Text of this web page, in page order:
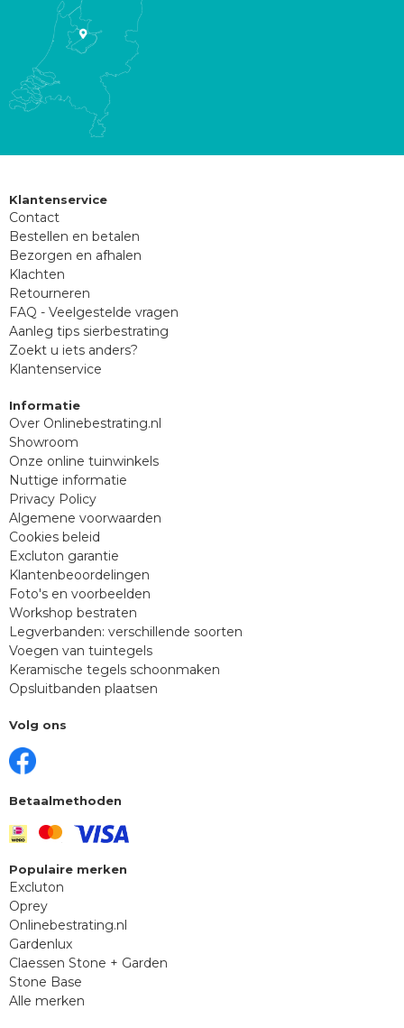
Klantenservice
Contact
Bestellen en betalen
Bezorgen en afhalen
Klachten
Retourneren
FAQ - Veelgestelde vragen
Aanleg tips sierbestrating
Zoekt u iets anders?
Klantenservice
Informatie
Over Onlinebestrating.nl
Showroom
Onze online tuinwinkels
Nuttige informatie
Privacy Policy
Algemene voorwaarden
Cookies beleid
Excluton garantie
Klantenbeoordelingen
Foto's en voorbeelden
Workshop bestraten
Legverbanden: verschillende soorten
Voegen van tuintegels
Keramische tegels schoonmaken
Opsluitbanden plaatsen
Volg ons
Betaalmethoden
Populaire merken
Excluton
Oprey
Onlinebestrating.nl
Gardenlux
Claessen Stone + Garden
Stone Base
Alle merken